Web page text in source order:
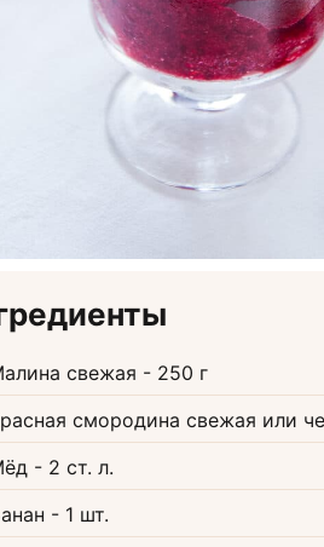
свежая - 250 г
смородина свежая или
- 2 ст. л.
- 1 шт.